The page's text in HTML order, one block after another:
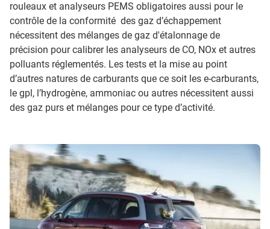
rouleaux et analyseurs PEMS obligatoires aussi pour le
contrôle de la conformité des gaz d’échappement
nécessitent des mélanges de gaz d'étalonnage de
précision pour calibrer les analyseurs de CO, NOx et autres
polluants réglementés. Les tests et la mise au point
d’autres natures de carburants que ce soit les e-carburants,
le gpl, l’hydrogène, ammoniac ou autres nécessitent aussi
des gaz purs et mélanges pour ce type d’activité.